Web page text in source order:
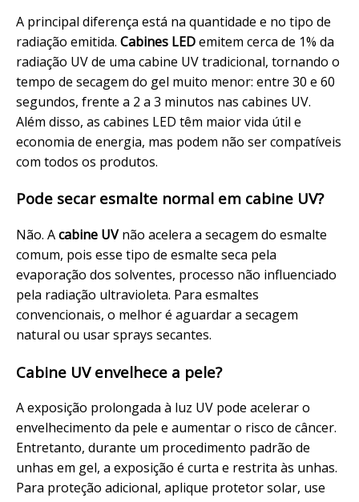
A principal diferença está na quantidade e no tipo de
radiação emitida. Cabines LEDemitem cerca de 1% da
radiação UV de uma cabine UV tradicional, tornando o
tempo de secagem do gel muito menor: entre 30 e 60
segundos, frente a 2 a 3 minutos nas cabines UV.
Além disso, as cabines LED têm maior vida útil e
economia de energia, mas podem não ser compatíveis
com todos os produtos.
Pode secar esmalte normal em cabine UV?
Não. Acabine UVnão acelera a secagem do esmalte
comum, pois esse tipo de esmalte seca pela
evaporação dos solventes, processo não influenciado
pela radiação ultravioleta. Para esmaltes
convencionais, o melhor é aguardar a secagem
natural ou usar sprays secantes.
Cabine UV envelhece a pele?
A exposição prolongada à luz UV pode acelerar o
envelhecimento da pele e aumentar o risco de câncer.
Entretanto, durante um procedimento padrão de
unhas em gel, a exposição é curta e restrita às unhas.
Para proteção adicional, aplique protetor solar, use